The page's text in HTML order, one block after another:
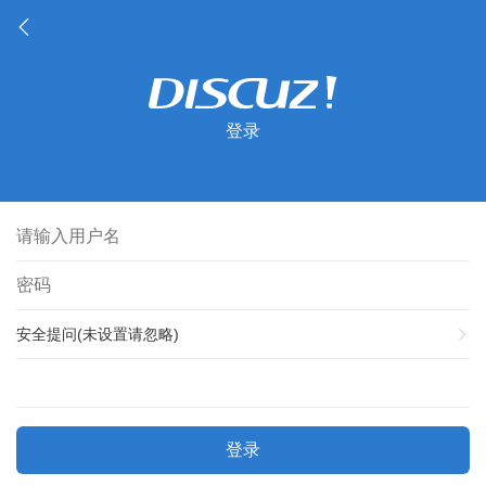
登录
安全提问(未设置请忽略)
登录